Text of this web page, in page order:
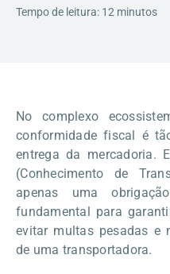
Tempo de leitura: 12 minutos
No complexo
conformidade fiscal é
entrega da mercadoria.
(Conhecimento de
apenas uma
fundamental para
evitar multas pesadas e
de uma transportadora.